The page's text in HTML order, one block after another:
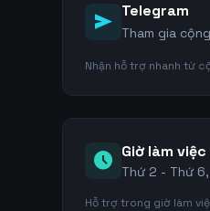
send Telegram
Tham gia
Nhận hỗ trợ nhanh từ
schedule Giờ làm việc
Thứ 2 - Thứ
Hỗ trợ trong giờ làm